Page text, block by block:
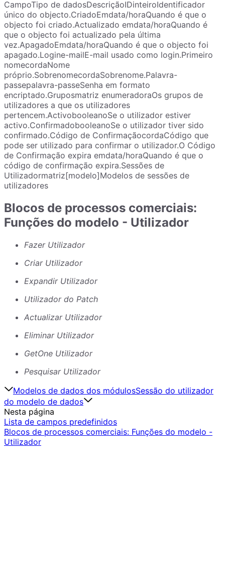
CampoTipo de dadosDescriçãoIDinteiroIdentificador
único do objecto.CriadoEmdata/horaQuando é que o
objecto foi criado.Actualizado emdata/horaQuando é
que o objecto foi actualizado pela última
vez.ApagadoEmdata/horaQuando é que o objecto foi
apagado.Logine-mailE-mail usado como login.Primeiro
nomecordaNome
próprio.SobrenomecordaSobrenome.Palavra-
passepalavra-passeSenha em formato
encriptado.Gruposmatriz enumeradoraOs grupos de
utilizadores a que os utilizadores
pertencem.ActivobooleanoSe o utilizador estiver
activo.ConfirmadobooleanoSe o utilizador tiver sido
confirmado.Código de ConfirmaçãocordaCódigo que
pode ser utilizado para confirmar o utilizador.O Código
de Confirmação expira emdata/horaQuando é que o
código de confirmação expira.Sessões de
Utilizadormatriz[modelo]Modelos de sessões de
utilizadores
Blocos de processos comerciais:
Funções do modelo - Utilizador
Fazer Utilizador
Criar Utilizador
Expandir Utilizador
Utilizador do Patch
Actualizar Utilizador
Eliminar Utilizador
GetOne Utilizador
Pesquisar Utilizador
Modelos de dados dos módulosSessão do utilizador
do modelo de dados
Nesta página
Lista de campos predefinidos
Blocos de processos comerciais: Funções do modelo -
Utilizador